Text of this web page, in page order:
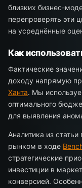
близких бизнес-
перепроверять эти
на усреднённые
Как
Фактические
доходу напрямую
Ханта. Мы
оптимального
для выявления
Аналитика из
рынком в ходе
стратегические
инвестиции в
конверсией.